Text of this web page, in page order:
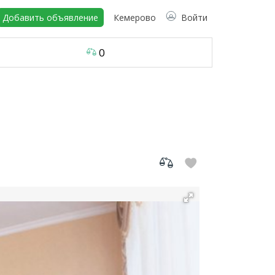
Добавить объявление Кемерово Войти
0